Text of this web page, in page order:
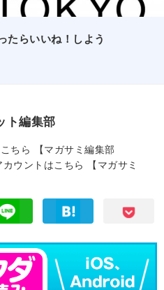
たらいいね！しよう
ト編集部
ちら
【マガサミ編集部
ウントはこちら
【マガサミ